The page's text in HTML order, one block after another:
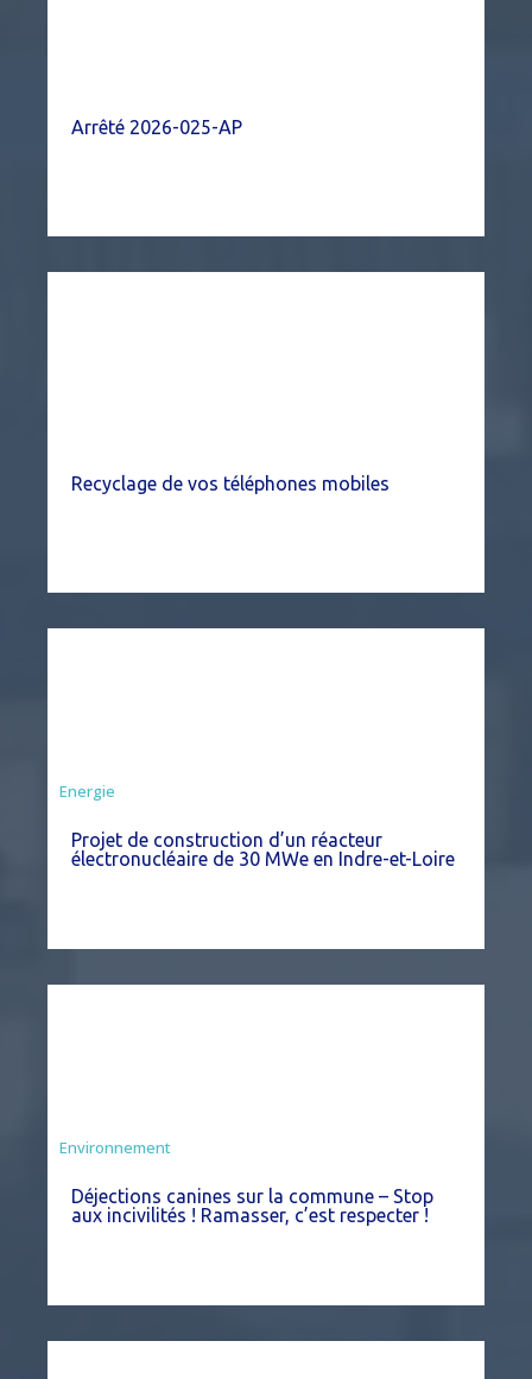
Arrêté 2026-025-AP
Recyclage de vos téléphones mobiles
Energie
Projet de construction d’un réacteur
électronucléaire de 30 MWe en Indre-et-Loire
Environnement
Déjections canines sur la commune – Stop
aux incivilités ! Ramasser, c’est respecter !